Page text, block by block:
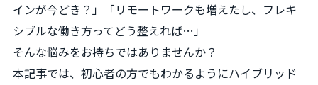
インが今どき？」「リモートワークも増えたし、フレキ
シブルな働き方ってどう整えれば…」
そんな悩みをお持ちではありませんか？
本記事では、初心者の方でもわかるようにハイブリッド